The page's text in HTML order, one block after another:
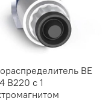
ВЕ
В220 с 1